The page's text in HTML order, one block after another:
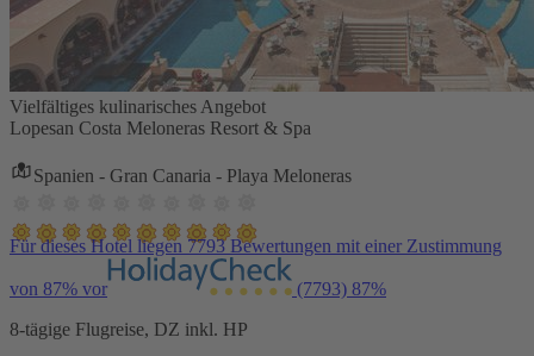
Vielfältiges kulinarisches Angebot
Lopesan Costa Meloneras Resort & Spa
Spanien - Gran Canaria - Playa Meloneras
Für dieses Hotel liegen 7793 Bewertungen mit einer Zustimmung
von 87% vor (7793) 87%
8-tägige Flugreise, DZ inkl. HP